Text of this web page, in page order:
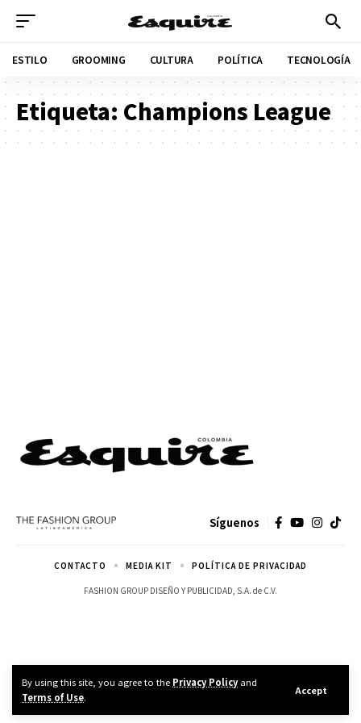
By using this site, you agree to the Privacy Policyand
Terms of Use.
Accept
ESTILO GROOMING CULTURA POLÍTICA TECNOLOGÍA
Etiqueta: Champions League
Síguenos
FASHION GROUP DISEÑO Y PUBLICIDAD, S.A. de C.V.
CONTACTO MEDIA KIT POLÍTICA DE PRIVACIDAD